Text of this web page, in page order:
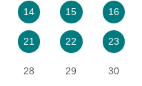
14 15 16
21 22 23
28 29 30